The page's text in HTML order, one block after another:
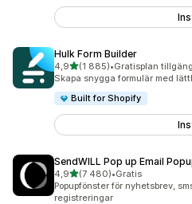
Hulk Form Builder
4,9av 5 stjärnor
(1 885)
1885 recensioner totalt
•Gratisplan
Skapa snygga formulär med
Built for Shopify
SendWILL Pop up Email
4,9av 5 stjärnor
(7 480)
7480 recensioner totalt
•Gratis
Popupfönster för nyhetsbrev,
registreringar